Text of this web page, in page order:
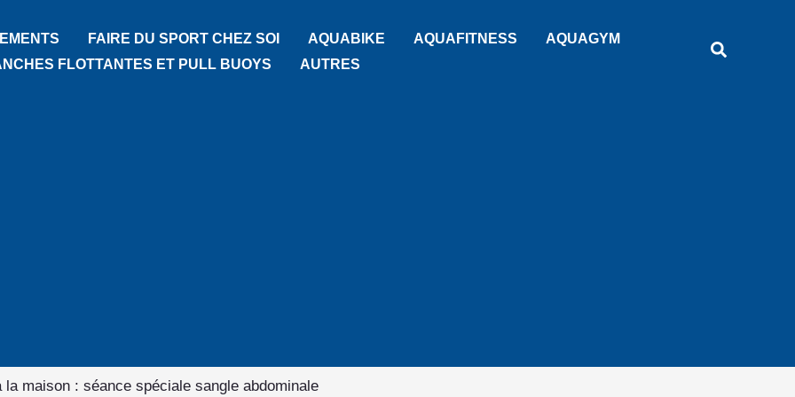
FAIRE DU SPORT CHEZ SOI AQUABIKE AQUAFITNESS
AQUAGYM
FLOTTANTES ET PULL BUOYS AUTRES
maison : séance spéciale sangle abdominale